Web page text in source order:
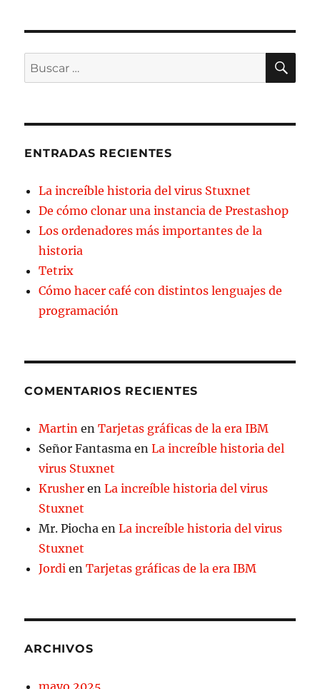
Buscar
por:
ENTRADAS RECIENTES
La increíble historia del virus Stuxnet
De cómo clonar una instancia de Prestashop
Los ordenadores más importantes de la
historia
Tetrix
Cómo hacer café con distintos lenguajes de
programación
COMENTARIOS RECIENTES
Martin enTarjetas gráficas de la era IBM
Señor Fantasma enLa increíble historia del
virus Stuxnet
Krusher enLa increíble historia del virus
Stuxnet
Mr. Piocha enLa increíble historia del virus
Stuxnet
Jordi enTarjetas gráficas de la era IBM
ARCHIVOS